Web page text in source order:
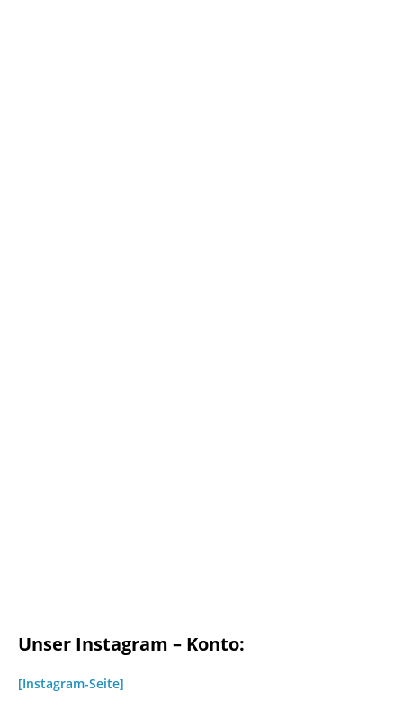
Unser Instagram – Konto:
[Instagram-Seite]